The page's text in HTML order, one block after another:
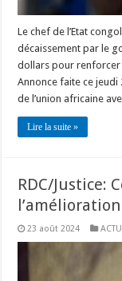
Le chef de l’Etat
décaissement par le
dollars pour renforcer
Annonce faite ce jeudi
de l’union africaine
Lire la suite »
RDC/Justice:
23 août 2024